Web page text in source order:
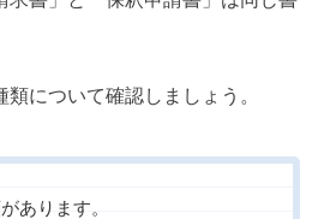
について確認しましょう。
あります。